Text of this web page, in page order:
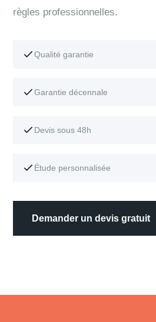
règles professionnelles.
Qualité garantie
Garantie décennale
Devis sous 48h
Étude personnalisée
Demander un devis gratuit